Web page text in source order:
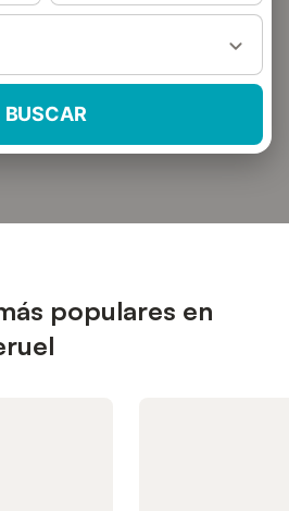
BUSCAR
populares en